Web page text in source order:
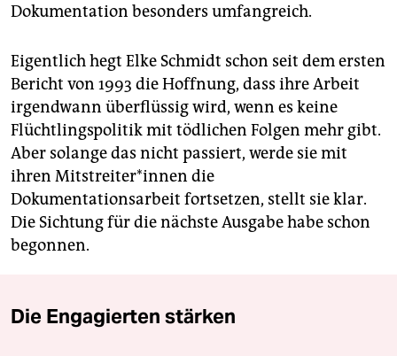
Dokumentation besonders umfangreich.
Eigentlich hegt Elke Schmidt schon seit dem ersten
Bericht von 1993 die Hoffnung, dass ihre Arbeit
irgendwann überflüssig wird, wenn es keine
Flüchtlingspolitik mit tödlichen Folgen mehr gibt.
Aber solange das nicht passiert, werde sie mit
ihren Mit­streiter*in­nen die
Dokumentationsarbeit fortsetzen, stellt sie klar.
Die Sichtung für die nächste Ausgabe habe schon
begonnen.
Die Engagierten stärken